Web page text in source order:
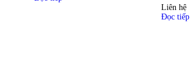
Liên hệ
Đọc tiếp